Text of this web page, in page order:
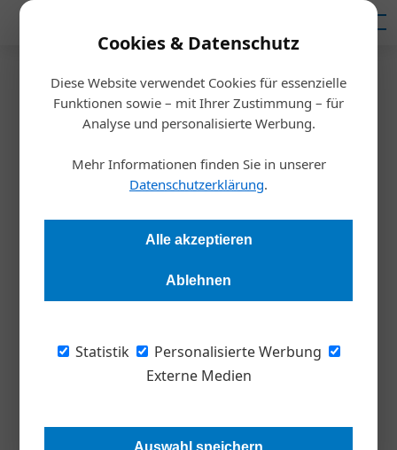
Cookies & Datenschutz
Diese Website verwendet Cookies für essenzielle
Funktionen sowie – mit Ihrer Zustimmung – für
Analyse und personalisierte Werbung.
Mehr Informationen finden Sie in unserer
Datenschutzerklärung.
Alle akzeptieren
Ablehnen
Statistik
Personalisierte Werbung
Externe Medien
Auswahl speichern
Startseite/Inspiration
Export auf wackeligen Beinen
Redaktion 31.08.2020, 17:14 Uhr
Die Exportwirtschaft kämpft weiter mit den Corona-Folgen.
von knapp 15 Prozent. Eine Bestandsaufnahme mit
Lichtblicken.
„Von heute auf morgen haben wir keine
Lieferungen mehr aus der Lombardei
sechs LKW mit 120 Tonnen Alu-Profilen auf